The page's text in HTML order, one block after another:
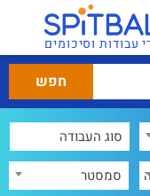
עבודות וסיכומים
סמסטר